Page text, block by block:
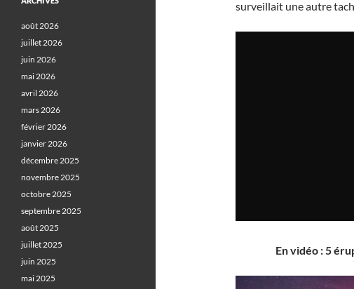
surveillait une autre
En vidéo : 5
août 2026
juillet 2026
juin 2026
mai 2026
avril 2026
mars 2026
février 2026
janvier 2026
décembre 2025
novembre 2025
octobre 2025
septembre 2025
août 2025
juillet 2025
juin 2025
mai 2025